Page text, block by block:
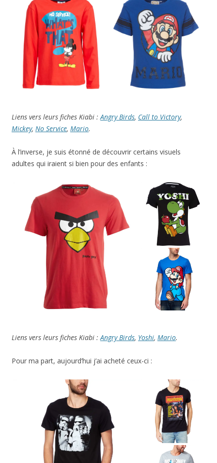
Liens vers leurs fiches Kiabi :Angry Birds, Call to Victory,
Mickey, No Service, Mario.
À l’inverse, je suis étonné de découvrir certains visuels
adultes qui iraient si bien pour des enfants :
Liens vers leurs fiches Kiabi :Angry Birds, Yoshi, Mario.
Pour ma part, aujourd’hui j’ai acheté ceux-ci :